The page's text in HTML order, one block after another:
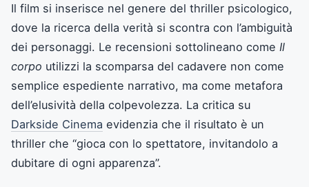
Il film si inserisce nel genere del thriller psicologico,
dove la ricerca della verità si scontra con l’ambiguità
dei personaggi. Le recensioni sottolineano come Il
corpo utilizzi la scomparsa del cadavere non come
semplice espediente narrativo, ma come metafora
dell’elusività della colpevolezza. La critica su
Darkside Cinema evidenzia che il risultato è un
thriller che “gioca con lo spettatore, invitandolo a
dubitare di ogni apparenza”.